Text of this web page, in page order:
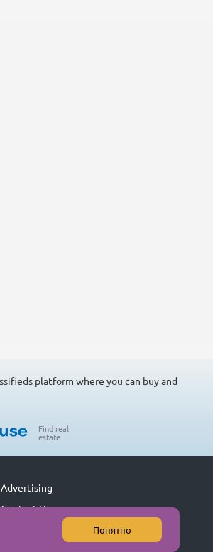
Понятно
platform where you can buy and
Find real
estate
Advertising
Contact Us